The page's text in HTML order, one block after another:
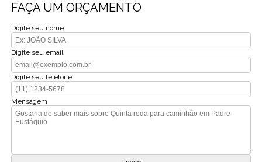
FAÇA UM ORÇAMENTO
Digite seu nome
Digite seu email
Digite seu telefone
Mensagem